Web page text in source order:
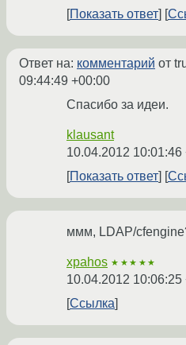
Показать ответ
Ответ на: комментарий от
09:44:49 +00:00
Спасибо за идеи.
klausant
10.04.2012 10:01:46
Показать ответ
ммм, LDAP/
xpahos ★★★★★
10.04.2012 10:06:25
Ссылка